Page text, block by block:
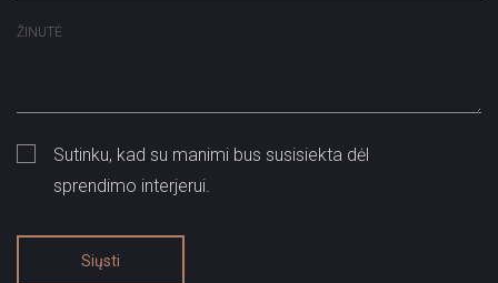
ŽINUTĖ
Sutinku, kad su manimi bus susisiekta dėl
sprendimo interjerui.
Siųsti